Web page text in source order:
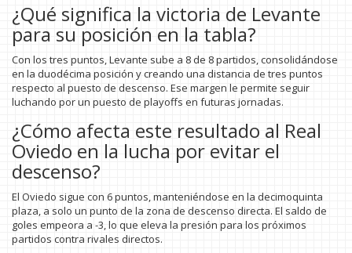
¿Qué significa la victoria de Levante
para su posición en la tabla?
Con los tres puntos, Levante sube a 8 de 8 partidos, consolidándose
en la duodécima posición y creando una distancia de tres puntos
respecto al puesto de descenso. Ese margen le permite seguir
luchando por un puesto de playoffs en futuras jornadas.
¿Cómo afecta este resultado al Real
Oviedo en la lucha por evitar el
descenso?
El Oviedo sigue con 6 puntos, manteniéndose en la decimoquinta
plaza, a solo un punto de la zona de descenso directa. El saldo de
goles empeora a -3, lo que eleva la presión para los próximos
partidos contra rivales directos.